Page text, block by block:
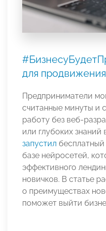
для
Предприниматели
считанные минуты и
работу без веб-
или глубоких
запустил
базе нейросетей,
эффективного
новичков. В статье
о преимуществах
поможет выйти